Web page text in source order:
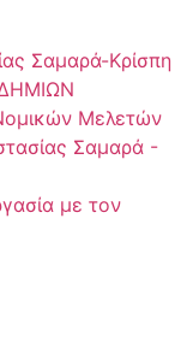
Σαμαρά-Κρίσπη
Μελετών
Σαμαρά -
με τον